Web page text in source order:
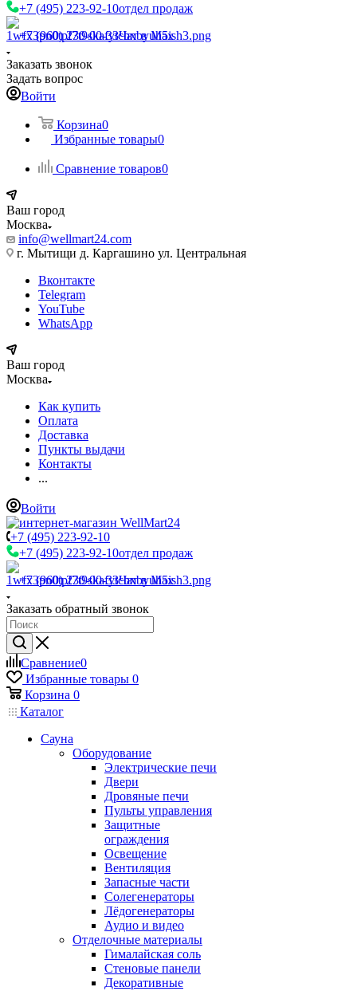
+7 (495) 223-92-10отдел продаж
+7 (960) 230-00-33Чат в Max
Заказать звонок
Задать вопрос
Войти
Корзина0
Избранные товары0
Сравнение товаров0
Ваш город
Москва
info@wellmart24.com
г. Мытищи д. Каргашино ул. Центральная
Вконтакте
Telegram
YouTube
WhatsApp
Ваш город
Москва
Как купить
Оплата
Доставка
Пункты выдачи
Контакты
...
Войти
+7 (495) 223-92-10
+7 (495) 223-92-10отдел продаж
+7 (960) 230-00-33Чат в Max
Заказать обратный звонок
Сравнение0
Избранные товары 0
Корзина 0
Каталог
Сауна
Оборудование
Электрические печи
Двери
Дровяные печи
Пульты управления
Защитные
ограждения
Освещение
Вентиляция
Запасные части
Солегенераторы
Лёдогенераторы
Аудио и видео
Отделочные материалы
Гималайская соль
Стеновые панели
Декоративные